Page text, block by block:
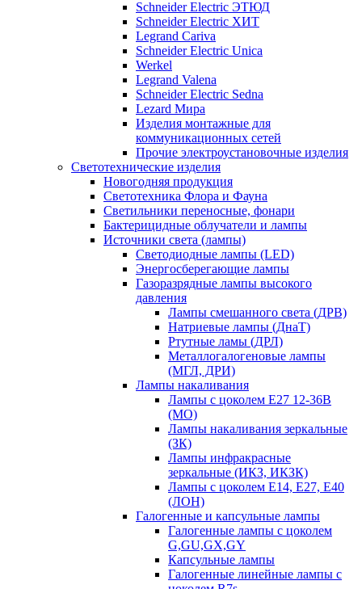
Schneider Electric ЭТЮД
Schneider Electric ХИТ
Legrand Cariva
Schneider Electric Unica
Werkel
Legrand Valena
Schneider Electric Sedna
Lezard Мира
Изделия монтажные для
коммуникационных сетей
Прочие электроустановочные изделия
Светотехнические изделия
Новогодняя продукция
Светотехника Флора и Фауна
Светильники переносные, фонари
Бактерицидные облучатели и лампы
Источники света (лампы)
Светодиодные лампы (LED)
Энергосберегающие лампы
Газоразрядные лампы высокого
давления
Лампы смешанного света (ДРВ)
Натриевые лампы (ДнаТ)
Ртутные ламы (ДРЛ)
Металлогалогеновые лампы
(МГЛ, ДРИ)
Лампы накаливания
Лампы с цоколем Е27 12-36В
(МО)
Лампы накаливания зеркальные
(ЗК)
Лампы инфракрасные
зеркальные (ИКЗ, ИКЗК)
Лампы с цоколем Е14, Е27, Е40
(ЛОН)
Галогенные и капсульные лампы
Галогенные лампы с цоколем
G,GU,GX,GY
Капсульные лампы
Галогенные линейные лампы с